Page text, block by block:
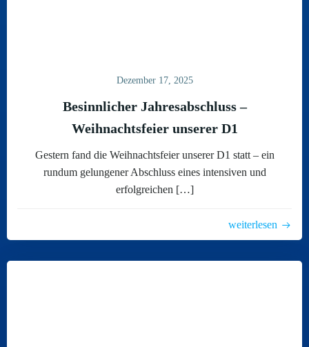
Dezember 17, 2025
Besinnlicher Jahresabschluss –
Weihnachtsfeier unserer D1
Gestern fand die Weihnachtsfeier unserer D1 statt – ein
rundum gelungener Abschluss eines intensiven und
erfolgreichen […]
weiterlesen